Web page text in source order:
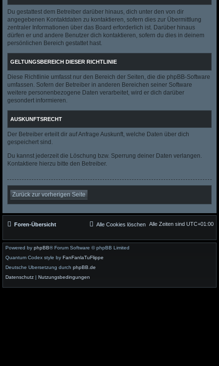
Du gestattest dem Betreiber darüber hinaus, dich unter den von dir
angegebenen Kontaktdaten zu kontaktieren, sofern dies zur Übermittlung
zentraler Informationen über das Board erforderlich ist. Darüber hinaus
dürfen er und andere Benutzer dich kontaktieren, sofern du dies in deinem
persönlichen Bereich gestattet hast.
GELTUNGSBEREICH DIESER RICHTLINIE
Diese Richtlinie umfasst nur den Bereich der Seiten, die die phpBB-Software
umfassen. Sofern der Betreiber in anderen Bereichen seiner Software
weitere personenbezogene Daten verarbeitet, wird er dich darüber
gesondert informieren.
AUSKUNFTSRECHT
Der Betreiber erteilt dir auf Anfrage Auskunft, welche Daten über dich
gespeichert sind.
Du kannst jederzeit die Löschung bzw. Sperrung deiner Daten verlangen.
Kontaktiere hierzu bitte den Betreiber.
Zurück zur vorherigen Seite
Foren-Übersicht Alle Zeiten sind UTC+01:00
Alle Cookies löschen
Powered by phpBB® Forum Software © phpBB Limited
Quantum Codex style by FanFanlaTuFlippe
Deutsche Übersetzung durch phpBB.de
Datenschutz | Nutzungsbedingungen